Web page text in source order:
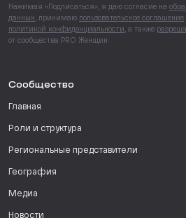
Нажимая «Подписаться», я даю согласие на
данных , принимаю пользовательское соглашение
политикой конфиденциальности , а также
от сообщества PRO Женщин.
Сообщество
Главная
Роли и структура
Региональные представители
География
Медиа
Новости